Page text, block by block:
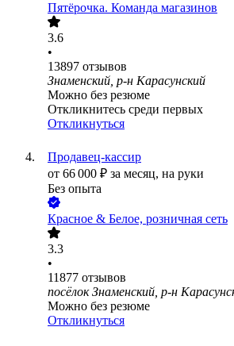
Пятёрочка. Команда магазинов
3.6
•
13897 отзывов
Знаменский, р-н Карасунский
Можно без резюме
Откликнитесь среди первых
Откликнуться
Продавец-кассир
от 66 000 ₽ за месяц, на руки
Без опыта
Красное & Белое, розничная сеть
3.3
•
11877 отзывов
посёлок Знаменский, р-н
Можно без резюме
Откликнуться